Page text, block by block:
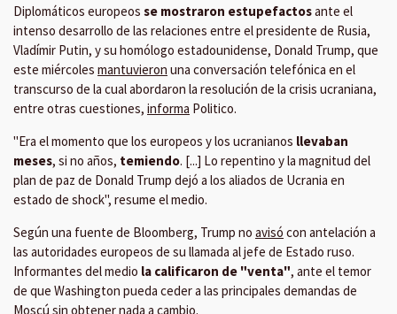
Diplomáticos europeos se mostraron estupefactosante el
intenso desarrollo de las relaciones entre el presidente de Rusia,
Vladímir Putin, y su homólogo estadounidense, Donald Trump, que
este miércoles mantuvieron una conversación telefónica en el
transcurso de la cual abordaron la resolución de la crisis ucraniana,
entre otras cuestiones, informa Politico.
"Era el momento que los europeos y los ucranianos llevaban
meses, si no años, temiendo. [...] Lo repentino y la magnitud del
plan de paz de Donald Trump dejó a los aliados de Ucrania en
estado de shock", resume el medio.
Según una fuente de Bloomberg, Trump no avisó con antelación a
las autoridades europeos de su llamada al jefe de Estado ruso.
Informantes del medio la calificaron de "venta", ante el temor
de que Washington pueda ceder a las principales demandas de
Moscú sin obtener nada a cambio.